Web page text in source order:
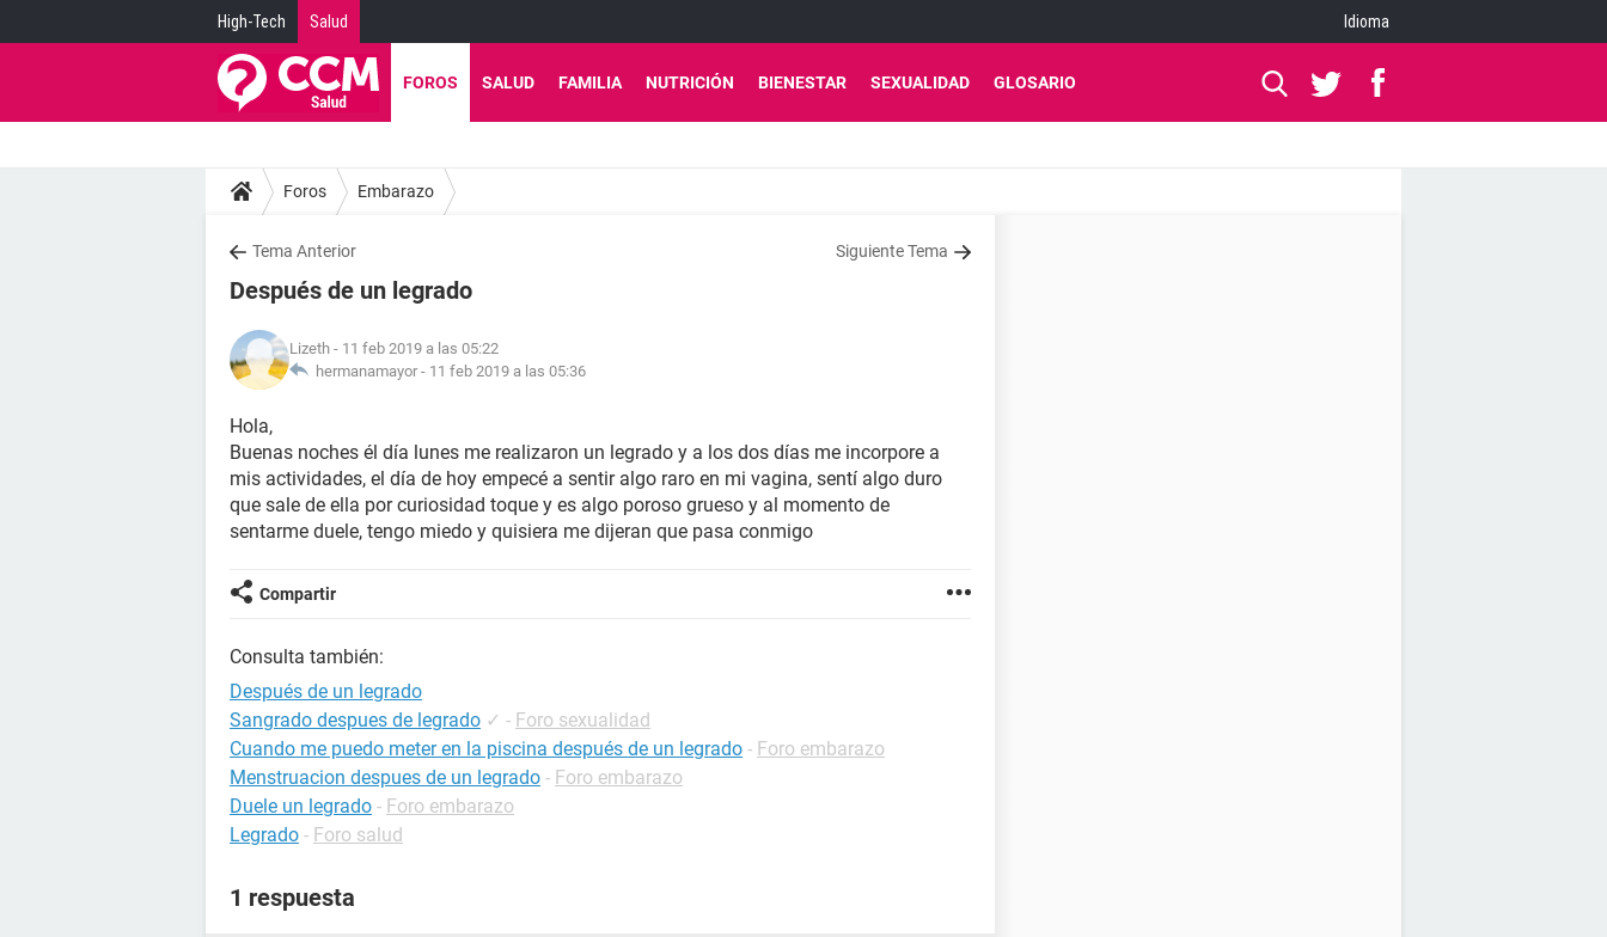
High-Tech Salud Idioma
FOROS SALUD FAMILIA NUTRICIÓN BIENESTAR SEXUALIDAD GLOSARIO
Foros Embarazo
Tema Anterior Siguiente Tema
Después de un legrado
Lizeth - 11 feb 2019 a las 05:22
hermanamayor - 11 feb 2019 a las 05:36
Hola,
Buenas noches él día lunes me realizaron un legrado y a los dos días me incorpore a
mis actividades, el día de hoy empecé a sentir algo raro en mi vagina, sentí algo duro
que sale de ella por curiosidad toque y es algo poroso grueso y al momento de
sentarme duele, tengo miedo y quisiera me dijeran que pasa conmigo
Compartir
Consulta también:
Después de un legrado
Sangrado despues de legrado ✓ - Foro sexualidad
Cuando me puedo meter en la piscina después de un legrado - Foro embarazo
Menstruacion despues de un legrado - Foro embarazo
Duele un legrado - Foro embarazo
Legrado - Foro salud
1 respuesta